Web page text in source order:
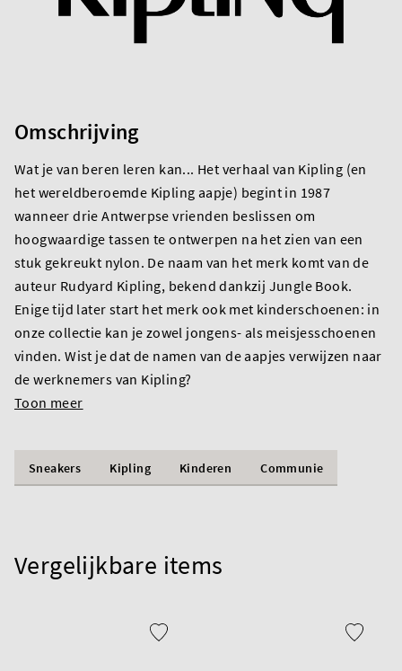
Omschrijving
Wat je van beren leren kan... Het verhaal van Kipling (en
het wereldberoemde Kipling aapje) begint in 1987
wanneer drie Antwerpse vrienden beslissen om
hoogwaardige tassen te ontwerpen na het zien van een
stuk gekreukt nylon. De naam van het merk komt van de
auteur Rudyard Kipling, bekend dankzij Jungle Book.
Enige tijd later start het merk ook met kinderschoenen: in
onze collectie kan je zowel jongens- als meisjesschoenen
vinden. Wist je dat de namen van de aapjes verwijzen naar
de werknemers van Kipling?
Toon meer
Sneakers Kipling Kinderen Communie
Vergelijkbare items